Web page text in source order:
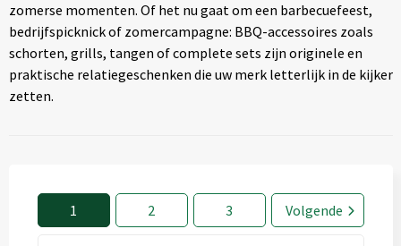
Textiel
Wonen
◼ Reizen
◼ Thuiswerken
zomerse momenten. Of het nu gaat om een barbecuefeest,
bedrijfspicknick of zomercampagne: BBQ-accessoires zoals
schorten, grills, tangen of complete sets zijn originele en
praktische relatiegeschenken die uw merk letterlijk in de kijker
zetten.
1 2 3 Volgende